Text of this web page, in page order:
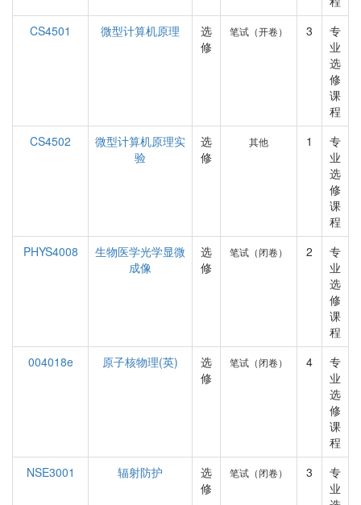
CS4501
微型计算机原理
选
修
笔试（开卷） 3
专
业
选
修
课
程
CS4502
微型计算机原理实
验
选
修
其他 1
专
业
选
修
课
程
PHYS4008
生物医学光学显微
成像
选
修
笔试（闭卷） 2
专
业
选
修
课
程
004018e
原子核物理(英)
选
修
笔试（闭卷） 4
专
业
选
修
课
程
NSE3001
辐射防护
选
修
笔试（闭卷） 3
专
业